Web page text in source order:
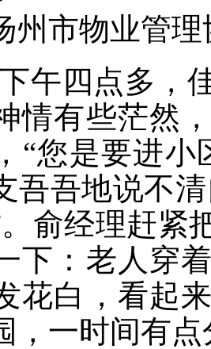
州市物业管
下午四点多，
情有些茫然
“您是要进小
吾吾地说不
俞经理赶紧
下 ： 老人穿
花白，看起
，一时间有